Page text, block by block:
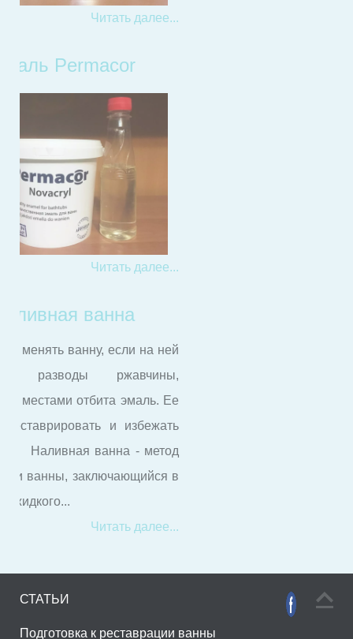
Уже давным-давно принятие ванны
является не только необходимостью,
но и способствует релаксации и
отдыху. В эти моменты наше тело
расслабляется, а проблемы и
переживания остаются за порогом
ванной комнаты.
отреставрированной
ванной
Чтобы после реставрации
обновленная ванна как можно дольше
радовала белизной и блеском, а также
способствовала расслаблению и
отдыху необходимо соблюдать
некоторые правила:
СТАТЬИ
Подготовка к реставрации ванны